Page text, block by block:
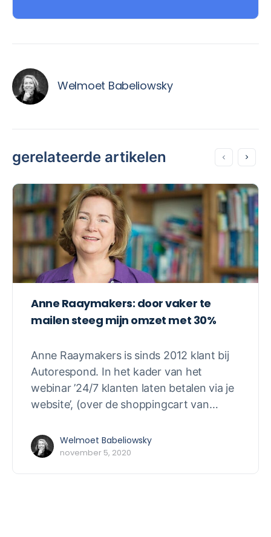
Welmoet Babeliowsky
gerelateerde artikelen
Anne Raaymakers: door vaker te
mailen steeg mijn omzet met 30%
Anne Raaymakers is sinds 2012 klant bij
Autorespond. In het kader van het
webinar ’24/7 klanten laten betalen via je
website’, (over de shoppingcart van…
Welmoet Babeliowsky
november 5, 2020